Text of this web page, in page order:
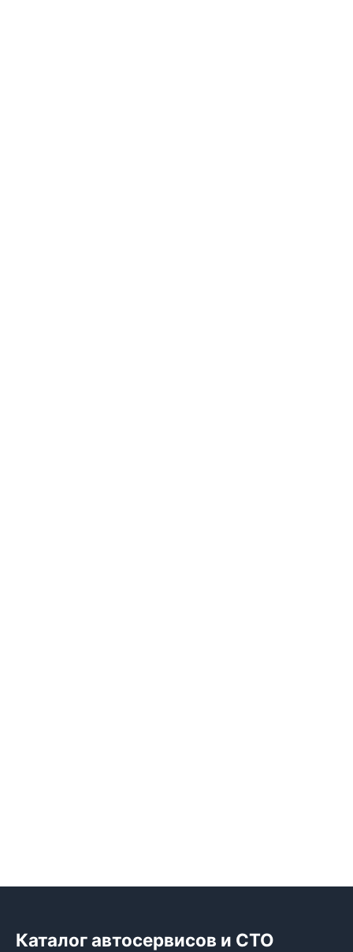
Каталог автосервисов и СТО